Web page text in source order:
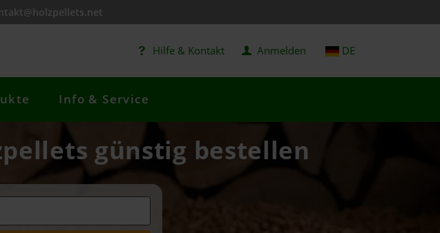
Hilfe & Kontakt Anmelden DE
Info & Service
günstig bestellen